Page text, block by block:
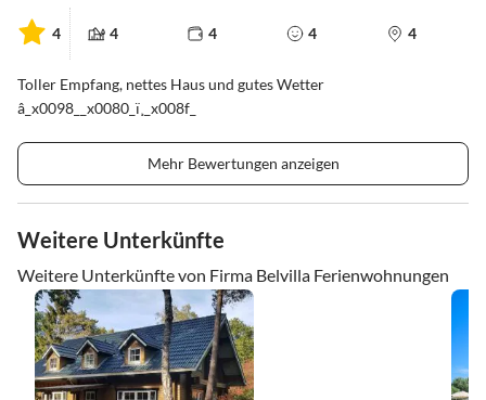
4 4 4 4 4
Toller Empfang, nettes Haus und gutes Wetter
â_x0098__x0080_ï¸_x008f_
Mehr Bewertungen anzeigen
Weitere Unterkünfte
Weitere Unterkünfte von Firma Belvilla Ferienwohnungen